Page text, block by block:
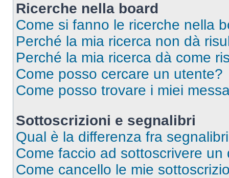
Ricerche nella board
Come si fanno le ricerche nella
Perché la mia ricerca non dà
Perché la mia ricerca dà come
Come posso cercare un utente?
Come posso trovare i miei
Sottoscrizioni e segnalibri
Qual è la differenza fra
Come faccio ad sottoscrivere
Come cancello le mie